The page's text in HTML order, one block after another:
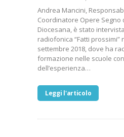
Andrea Mancini,
Coordinatore Opere Segno
Diocesana, è stato
radiofonica “Fatti prossimi”
settembre 2018, dove ha
formazione nelle scuole
dell’esperienza…
Leggi l'articolo